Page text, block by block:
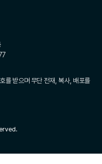
를 받으며 무단 전재, 복사, 배포를